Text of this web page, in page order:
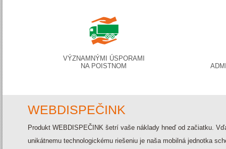
VÝZNAMNÝMI ÚSPORAMI
NA POISTNOM
WEBDISPEČINK
Produkt WEBDISPEČINK šetrí vaše náklady hneď od začiatku.
unikátnemu technologickému riešeniu je naša mobilná jednotka